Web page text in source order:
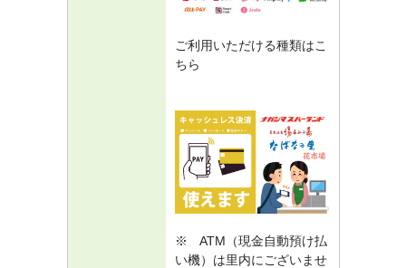
ご利用いただける種類はこ
ちら
※ ATM（現金自動預け払
い機）は里内にございませ